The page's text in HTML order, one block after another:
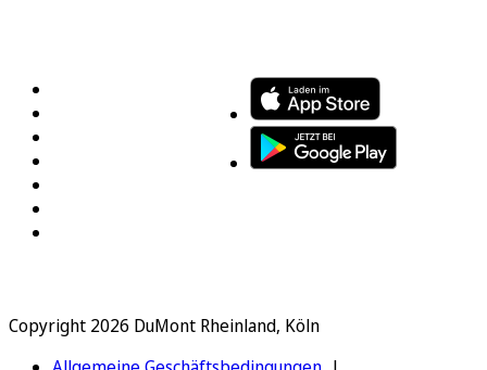
Copyright 2026 DuMont Rheinland, Köln